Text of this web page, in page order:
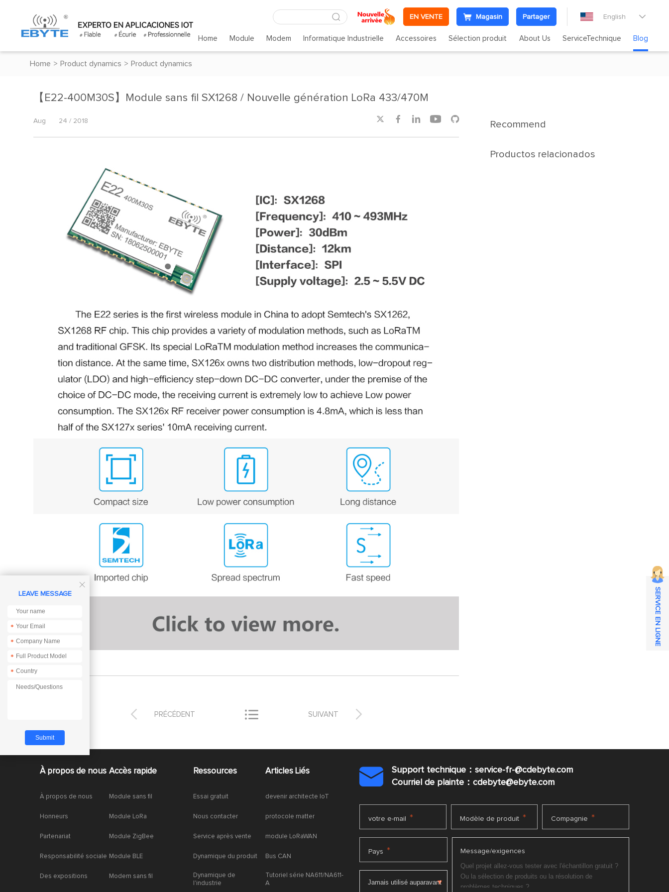
EN VENTE Magasin Partager English 
Home Module Modem Informatique Industrielle Accessoires Sélection produit About Us ServiceTechnique Blog
Home > Product dynamics > Product dynamics
【E22-400M30S】Module sans fil SX1268 / Nouvelle génération LoRa 433/470M
Aug 24 / 2018     
 PRÉCÉDENT  
SUIVANT
Recommend
Productos relacionados
À propos de nous
À propos de nous
Honneurs
Partenariat
Responsabilité sociale
Des expositions
Accès rapide
Module sans fil
Module LoRa
Module ZigBee
Module BLE
Modem sans fil
Ressources
Essai gratuit
Nous contacter
Service après vente
Dynamique du produit
Dynamique de
l'industrie
Articles Liés
devenir architecte IoT
protocole matter
module LoRaWAN
Bus CAN
Tutoriel série NA611/NA611-
A

Support technique：service-fr-@cdebyte.com
Courriel de plainte：cdebyte@ebyte.com
votre e-mail * Modèle de produit * Compagnie *
Pays * Message/exigences

LEAVE MESSAGE
*
*
*
*
SERVICE EN LIGNE